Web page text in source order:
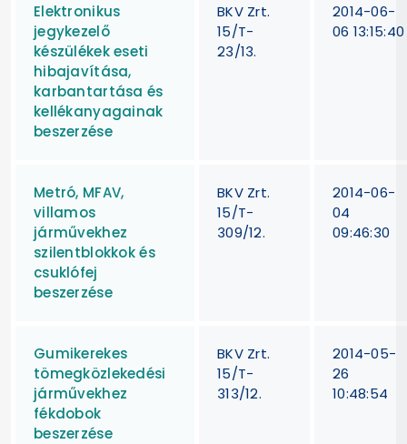
Elektronikus
jegykezelő
készülékek eseti
hibajavítása,
karbantartása és
kellékanyagainak
beszerzése
BKV Zrt.
15/T-
23/13.
2014-06-
06 13:15:40
Metró, MFAV,
villamos
járművekhez
szilentblokkok és
csuklófej
beszerzése
BKV Zrt.
15/T-
309/12.
2014-06-
04
09:46:30
Gumikerekes
tömegközlekedési
járművekhez
fékdobok
beszerzése
BKV Zrt.
15/T-
313/12.
2014-05-
26
10:48:54